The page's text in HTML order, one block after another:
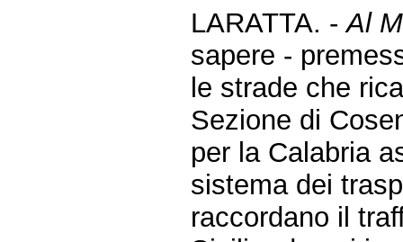
LARATTA. -Al
sapere -
le strade che
Sezione di
per la Calabria
sistema dei
raccordano il